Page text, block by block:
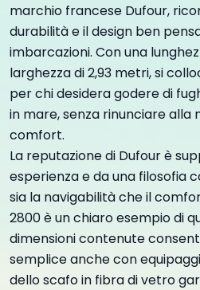
marchio francese Dufour,
durabilità e il design ben
imbarcazioni. Con una
larghezza di 2,93 metri, si
per chi desidera godere di
in mare, senza rinunciare alla
comfort.
La reputazione di Dufour è
esperienza e da una filosofia
sia la navigabilità che il
2800 è un chiaro esempio di
dimensioni contenute
semplice anche con
dello scafo in fibra di vetro